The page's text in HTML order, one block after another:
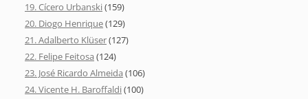
19. Cícero Urbanski(159)
20. Diogo Henrique(129)
21. Adalberto Klüser(127)
22. Felipe Feitosa (124)
23. José Ricardo Almeida (106)
24. Vicente H. Baroffaldi(100)